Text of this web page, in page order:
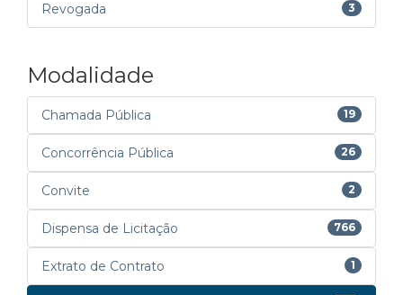
Revogada 3
Modalidade
Chamada Pública 19
Concorrência Pública 26
Convite 2
Dispensa de Licitação 766
Extrato de Contrato 1